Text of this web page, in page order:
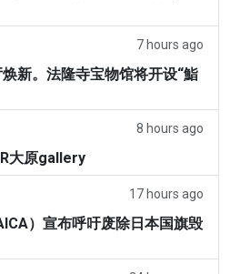
7 hours ago
新。法隆寺宝物馆将开设“鮨
8 hours ago
大原gallery
17 hours ago
）宣布呼吁废除日本国旗毁